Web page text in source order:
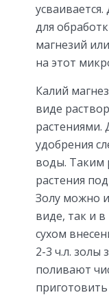
для
магнезий
на этот
Калий
виде
растениями.
удобрения
воды. Таким
растения
Золу можно
виде, так и
сухом
2-3 ч.л. золы
поливают